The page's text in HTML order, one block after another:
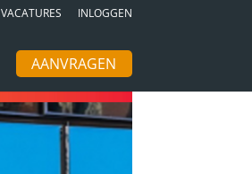
VACATURES INLOGGEN
AANVRAGEN